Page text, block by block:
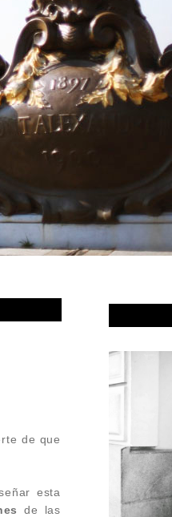
de que
esta
de las